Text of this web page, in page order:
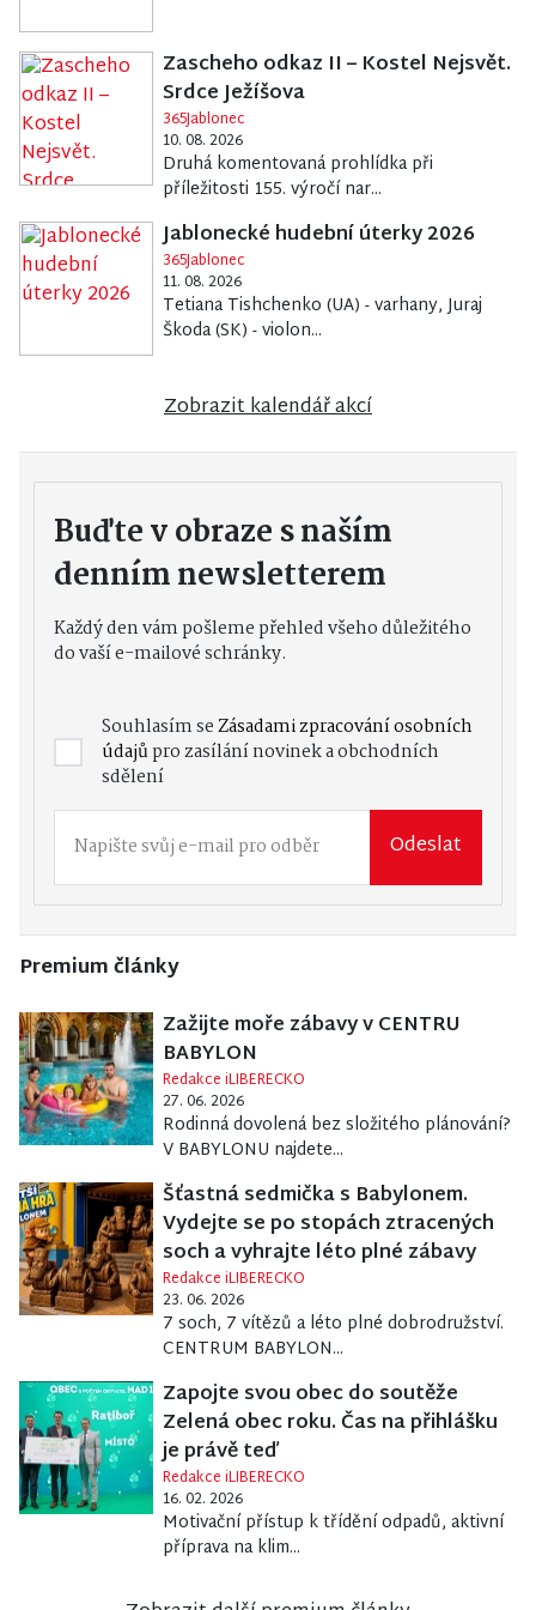
Zascheho odkaz II – Kostel Nejsvět.
Srdce Ježíšova
365Jablonec
10. 08. 2026
Druhá komentovaná prohlídka při
příležitosti 155. výročí nar...
Jablonecké hudební úterky 2026
365Jablonec
11. 08. 2026
Tetiana Tishchenko (UA) - varhany, Juraj
Škoda (SK) - violon...
Zobrazit kalendář akcí
Buďte v obraze s naším
denním newsletterem
Každý den vám pošleme přehled všeho důležitého
do vaší e-mailové schránky.
Souhlasím seZásadami zpracování osobních
údajůpro zasílání novinek a obchodních
sdělení
Odeslat
Premium články
Zažijte moře zábavy v CENTRU
BABYLON
Redakce iLIBERECKO
27. 06. 2026
Rodinná dovolená bez složitého plánování?
V BABYLONU najdete...
Šťastná sedmička s Babylonem.
Vydejte se po stopách ztracených
soch a vyhrajte léto plné zábavy
Redakce iLIBERECKO
23. 06. 2026
7 soch, 7 vítězů a léto plné dobrodružství.
CENTRUM BABYLON...
Zapojte svou obec do soutěže
Zelená obec roku. Čas na přihlášku
je právě teď
Redakce iLIBERECKO
16. 02. 2026
Motivační přístup k třídění odpadů, aktivní
příprava na klim...